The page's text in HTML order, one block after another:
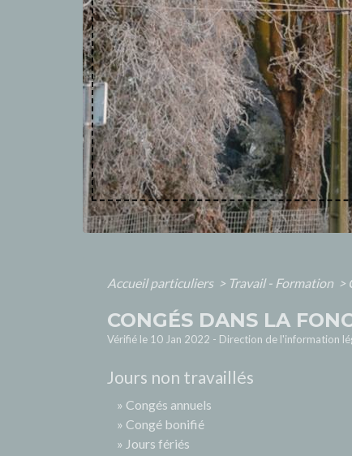
Accueil particuliers > Travail - Formation >
CONGÉS DANS LA
Vérifié le 10 Jan 2022 - Direction de l'information
Jours non travaillés
Congés annuels
Congé bonifié
Jours fériés